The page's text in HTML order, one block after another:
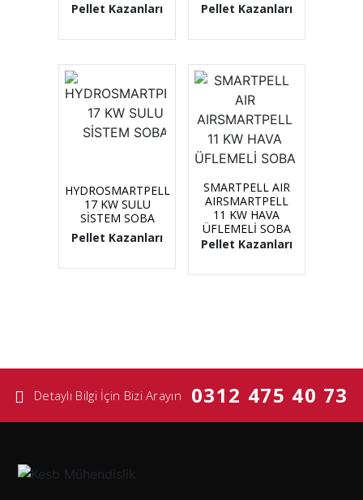
Pellet Kazanları
Pellet Kazanları
HYDROSMARTPELL
17 KW SULU
SİSTEM SOBA
Pellet Kazanları
SMARTPELL AIR
AIRSMARTPELL
11 KW HAVA
ÜFLEMELİ SOBA
Pellet Kazanları
Detaylı Bilgi İçin Bizi Arayın 0312 475 40 73